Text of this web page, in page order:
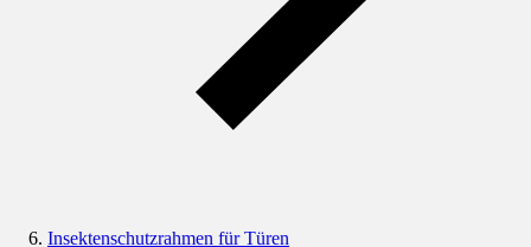
Insektenschutzrahmen für Türen